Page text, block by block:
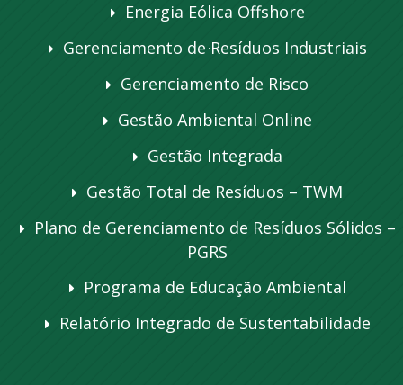
Energia Eólica Offshore
Gerenciamento de Resíduos Industriais
Gerenciamento de Risco
Gestão Ambiental Online
Gestão Integrada
Gestão Total de Resíduos – TWM
Plano de Gerenciamento de Resíduos Sólidos –
PGRS
Programa de Educação Ambiental
Relatório Integrado de Sustentabilidade